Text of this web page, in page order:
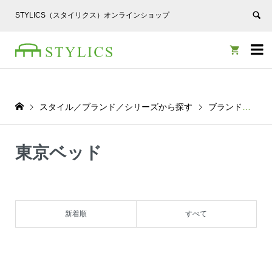
STYLICS（スタイリクス）オンラインショップ


スタイル／ブランド／シリーズから探す ブランドから探す
東京ベッド
新着順 すべて